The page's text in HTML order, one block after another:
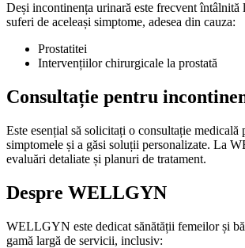
Deși incontinența urinară este frecvent întâlnită
suferi de aceleași simptome, adesea din cauza:
Prostatitei
Intervențiilor chirurgicale la prostată
Consultație pentru
Este esențial să solicitați o consultație medicală
simptomele și a găsi soluții personalizate. La
evaluări detaliate și planuri de tratament.
Despre WELLGYN
WELLGYN este dedicat sănătății femeilor și
gamă largă de servicii, inclusiv: